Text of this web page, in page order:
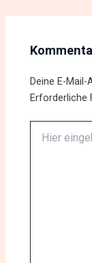
Deine E-
eingeben…